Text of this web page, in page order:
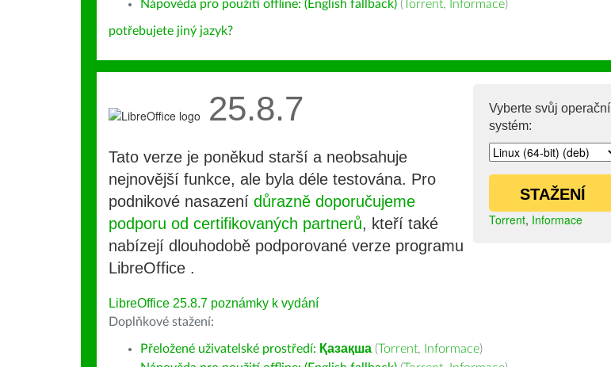
Nápověda pro použití offline: (English fallback) (Torrent, Informace)
potřebujete jiný jazyk?
Vyberte svůj operační
systém:
STAŽENÍ
Torrent, Informace
25.8.7
Tato verze je poněkud starší a neobsahuje
nejnovější funkce, ale byla déle testována. Pro
podnikové nasazení důrazně doporučujeme
podporu od certifikovaných partnerů, kteří také
nabízejí dlouhodobě podporované verze programu
LibreOffice .
LibreOffice 25.8.7 poznámky k vydání
Doplňkové stažení:
Přeložené uživatelské prostředí: Қазақша (Torrent, Informace)